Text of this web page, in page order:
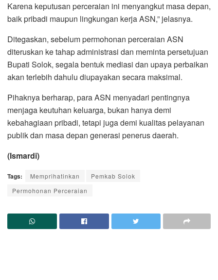
Karena keputusan perceraian ini menyangkut masa depan,
baik pribadi maupun lingkungan kerja ASN,” jelasnya.
Ditegaskan, sebelum permohonan perceraian ASN
diteruskan ke tahap administrasi dan meminta persetujuan
Bupati Solok, segala bentuk mediasi dan upaya perbaikan
akan terlebih dahulu diupayakan secara maksimal.
Pihaknya berharap, para ASN menyadari pentingnya
menjaga keutuhan keluarga, bukan hanya demi
kebahagiaan pribadi, tetapi juga demi kualitas pelayanan
publik dan masa depan generasi penerus daerah.
(Ismardi)
Tags: Memprihatinkan
Pemkab Solok
Permohonan Perceraian